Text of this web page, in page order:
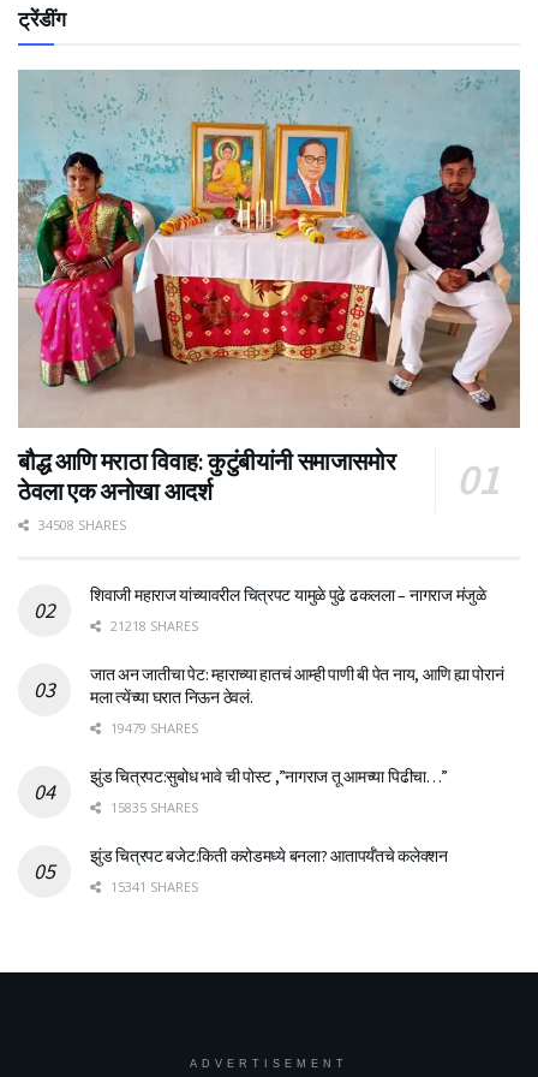
ट्रेंडींग
बौद्ध आणि मराठा विवाह: कुटुंबीयांनी समाजासमोर
ठेवला एक अनोखा आदर्श
34508 SHARES
शिवाजी महाराज यांच्यावरील चित्रपट यामुळे पुढे ढकलला – नागराज मंजुळे
21218 SHARES
जात अन जातीचा पेट: म्हाराच्या हातचं आम्ही पाणी बी पेत नाय, आणि ह्या पोरानं
मला त्येंच्या घरात निऊन ठेवलं.
19479 SHARES
झुंड चित्रपट:सुबोध भावे ची पोस्ट ,”नागराज तू आमच्या पिढीचा…”
15835 SHARES
झुंड चित्रपट बजेट:किती करोडमध्ये बनला? आतापर्यँतचे कलेक्शन
15341 SHARES
ADVERTISEMENT